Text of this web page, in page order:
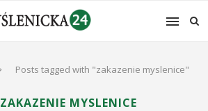
Posts tagged with "zakazenie myslenice"
ZAKAZENIE MYSLENICE